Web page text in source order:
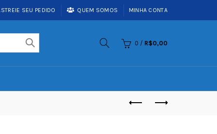
SEU PEDIDO QUEM SOMOS MINHA CONTA
0 / R$0,00